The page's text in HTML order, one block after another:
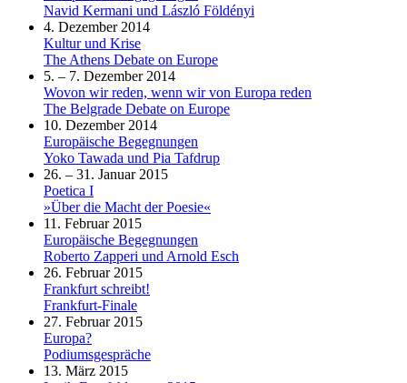
Navid Kermani und László Földényi
4. Dezember 2014
Kultur und Krise
The Athens Debate on Europe
5. – 7. Dezember 2014
Wovon wir reden, wenn wir von Europa reden
The Belgrade Debate on Europe
10. Dezember 2014
Europäische Begegnungen
Yoko Tawada und Pia Tafdrup
26. – 31. Januar 2015
Poetica I
»Über die Macht der Poesie«
11. Februar 2015
Europäische Begegnungen
Roberto Zapperi und Arnold Esch
26. Februar 2015
Frankfurt schreibt!
Frankfurt-Finale
27. Februar 2015
Europa?
Podiumsgespräche
13. März 2015